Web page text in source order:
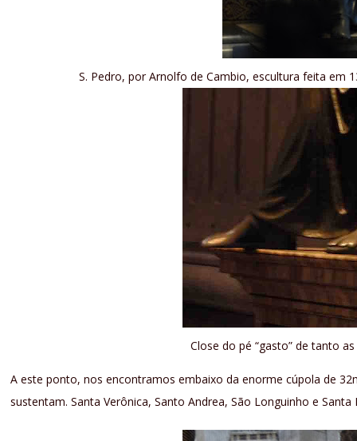
S. Pedro, por Arnolfo de Cambio, escultura feita em
Close do pé “gasto” de tanto
A este ponto, nos encontramos embaixo da enorme cúpola de
sustentam. Santa Verônica, Santo Andrea, São Longuinho e Santa